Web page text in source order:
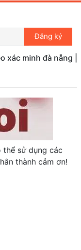
Đăng ký
xác minh đà nẵng |
thể sử dụng các
thành cảm ơn!